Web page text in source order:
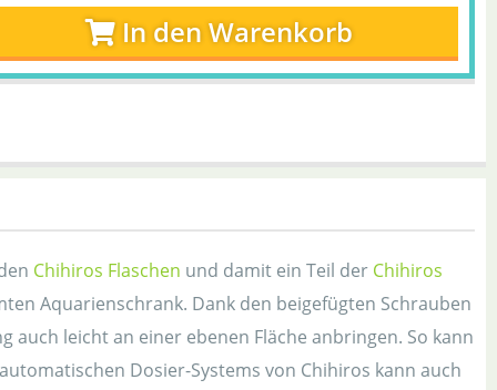
In den Warenkorb
Chihiros Flaschen und damit ein Teil der Chihiros
Aquarienschrank. Dank den beigefügten Schrauben
leicht an einer ebenen Fläche anbringen. So kann
Dosier-Systems von Chihiros kann auch